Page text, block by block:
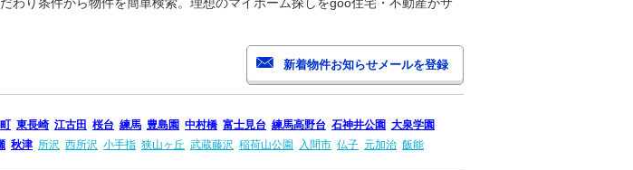
東長崎 江古田 桜台 練馬 豊島園 中村橋 富士見台 練馬高野台 石神井公園 大泉学園
秋津 所沢 西所沢 小手指 狭山ヶ丘 武蔵藤沢 稲荷山公園 入間市 仏子 元加治 飯能